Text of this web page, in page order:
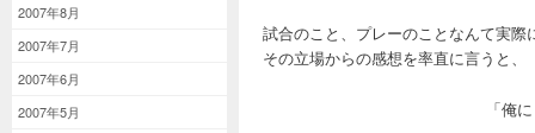
2007年8月
2007年7月
2007年6月
2007年5月
試合のこと、プレーのことなんて実
その立場からの感想を率直に言うと、
「俺